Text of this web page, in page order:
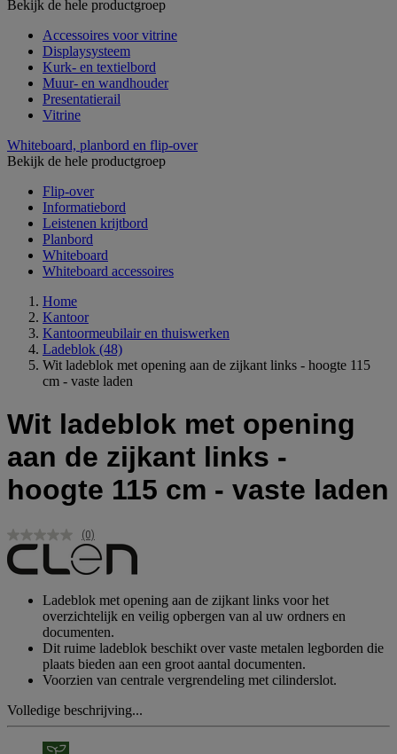
Bekijk de hele productgroep
Accessoires voor vitrine
Displaysysteem
Kurk- en textielbord
Muur- en wandhouder
Presentatierail
Vitrine
Whiteboard, planbord en flip-over
Bekijk de hele productgroep
Flip-over
Informatiebord
Leistenen krijtbord
Planbord
Whiteboard
Whiteboard accessoires
Home
Kantoor
Kantoormeubilair en thuiswerken
Ladeblok (48)
Wit ladeblok met opening aan de zijkant links - hoogte 115
cm - vaste laden
Wit ladeblok met opening
aan de zijkant links -
hoogte 115 cm - vaste laden
Geen
scorewaarde.
Dezelfde
(0)
Ladeblok met opening aan de zijkant links voor het
overzichtelijk en veilig opbergen van al uw ordners en
documenten.
Dit ruime ladeblok beschikt over vaste metalen legborden die
plaats bieden aan een groot aantal documenten.
Voorzien van centrale vergrendeling met cilinderslot.
Volledige beschrijving...